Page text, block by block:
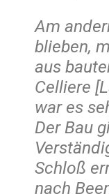
Am
blieben,
aus
Celliere
war es
Der Bau
Schloß
nach